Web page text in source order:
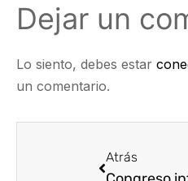
Dejar un
Lo siento, debes estar
un comentario.
Atrás